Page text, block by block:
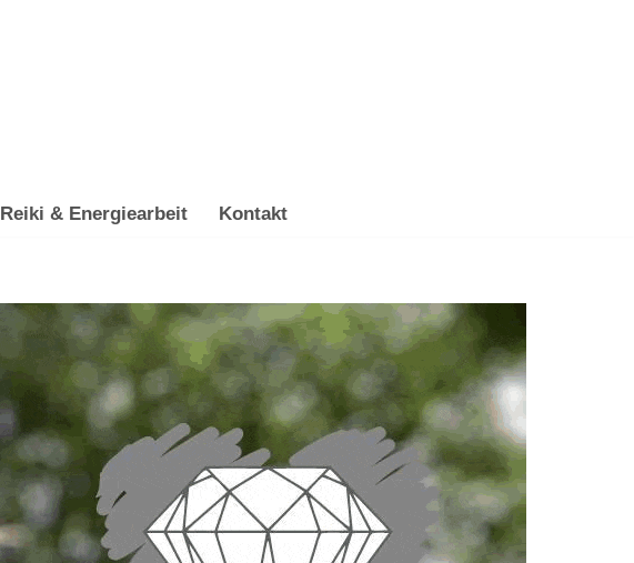
Reiki & Energiearbeit Kontakt